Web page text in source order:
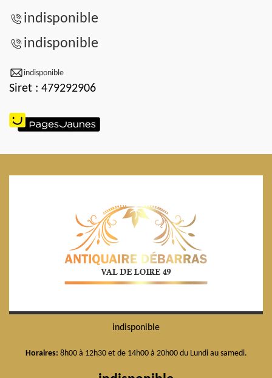
indisponible
indisponible
indisponible
Siret : 479292906
indisponible
Horaires: 8h00 à 12h30 et de 14h00 à 20h00 du Lundi au samedi.